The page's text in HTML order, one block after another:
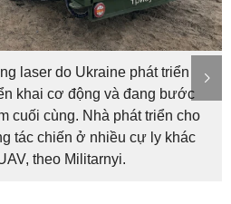
laser do Ukraine phát triển
khai cơ động và đang bước
cuối cùng. Nhà phát triển cho
tác chiến ở nhiều cự ly khác
theo Militarnyi.